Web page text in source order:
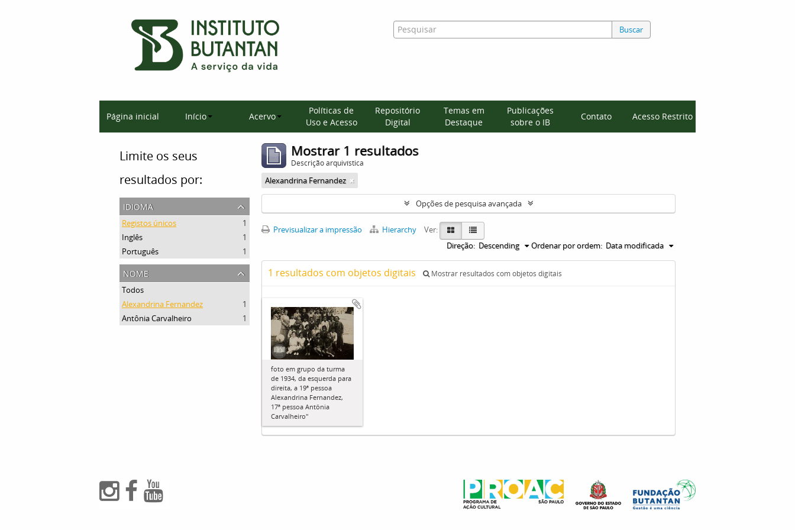
Buscar
Página inicial Início Acervo
Políticas de
Uso e Acesso
Repositório
Digital
Temas em
Destaque
Publicações
sobre o IB
Contato Acesso Restrito
Limite os seus
resultados por:
idioma
Registos únicos
1
Inglês
1
Português
1
nome
Todos
Alexandrina Fernandez
1
Antônia Carvalheiro
1
Mostrar 1 resultados
Descrição arquivística
Alexandrina Fernandez
Opções de pesquisa avançada
Previsualizar a impressão Hierarchy
Ver:
Ordenar por ordem: Data modificada
Direção: Descending
1 resultados com objetos digitais Mostrar resultados com objetos digitais
foto em grupo da turma
de 1934, da esquerda para
direita, a 19ª pessoa
Alexandrina Fernandez,
17ª pessoa Antônia
Carvalheiro"